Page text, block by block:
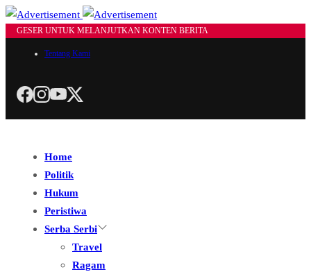
GESER UNTUK MELANJUTKAN KONTEN BERITA
Tentang Kami
Home
Politik
Hukum
Peristiwa
Serba Serbi
Travel
Ragam